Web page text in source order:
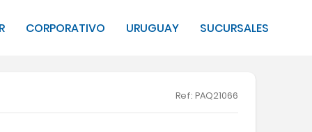
CORPORATIVO URUGUAY SUCURSALES
Ref: PAQ21066